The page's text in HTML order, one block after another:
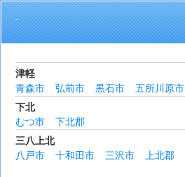
津軽
青森市
弘前市 黒石市 五所川原市
下北
むつ市
下北郡
三八上北
八戸市
十和田市 三沢市 上北郡